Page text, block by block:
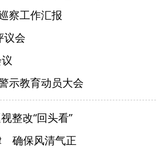
察工作汇报
议会
示教育动员大会
整改“回头看”
确保风清气正